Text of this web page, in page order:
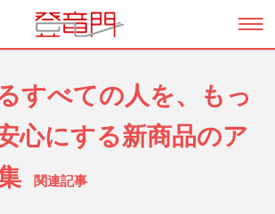
すべての人を、もっ
心にする新商品のア
関連記事